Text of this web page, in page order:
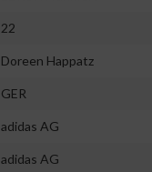
22
Doreen Happatz
GER
adidas AG
adidas AG